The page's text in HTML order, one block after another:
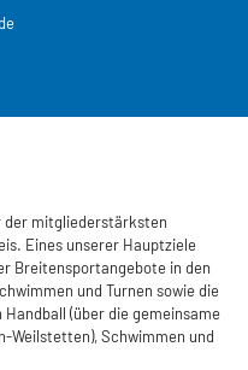
der mitgliederstärksten
Eines unserer Hauptziele
Breitensportangebote in den
und Turnen sowie die
(über die gemeinsame
Weilstetten), Schwimmen und